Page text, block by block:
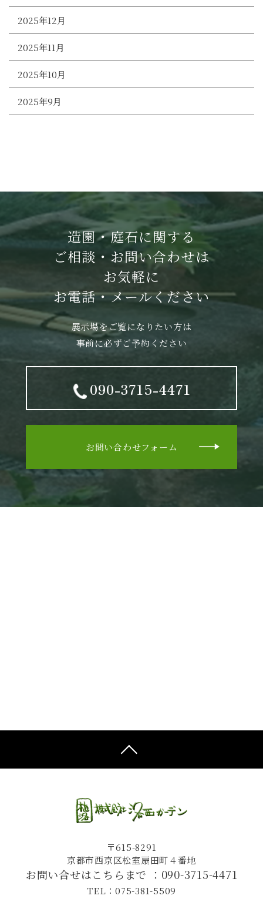
2025年12月
2025年11月
2025年10月
2025年9月
造園・庭石に関する
ご相談・お問い合わせは
お気軽に
お電話・メールください
展示場をご覧になりたい方は
事前に必ずご予約ください
090-3715-4471
お問い合わせフォーム
〒615-8291
京都市西京区松室扇田町４番地
お問い合せはこちらまで ： 090-3715-4471
TEL：075-381-5509